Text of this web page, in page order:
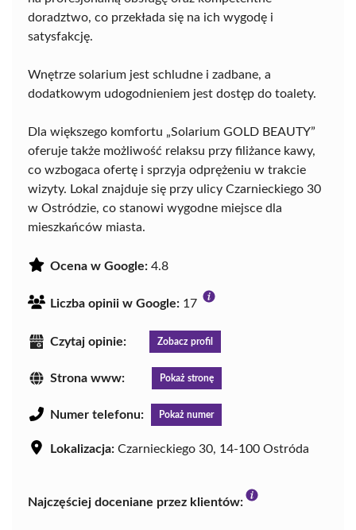
doradztwo, co przekłada się na ich wygodę i
satysfakcję.
Wnętrze solarium jest schludne i zadbane, a
dodatkowym udogodnieniem jest dostęp do toalety.
Dla większego komfortu „Solarium GOLD BEAUTY”
oferuje także możliwość relaksu przy filiżance kawy,
co wzbogaca ofertę i sprzyja odprężeniu w trakcie
wizyty. Lokal znajduje się przy ulicy Czarnieckiego 30
w Ostródzie, co stanowi wygodne miejsce dla
mieszkańców miasta.
Ocena w Google: 4.8
Liczba opinii w Google: 17
Czytaj opinie: Zobacz profil
Strona www: Pokaż stronę
Numer telefonu: Pokaż numer
Lokalizacja: Czarnieckiego 30, 14-100 Ostróda
Najczęściej doceniane przez klientów: